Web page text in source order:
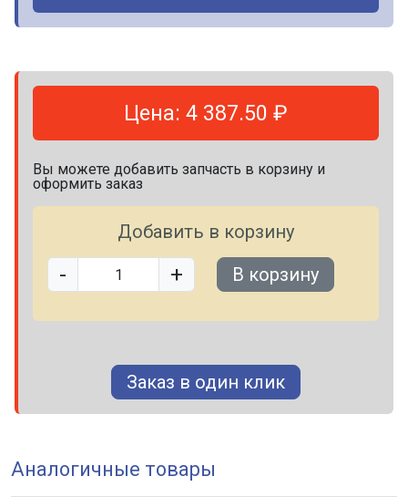
Цена: 4 387.50 ₽
Вы можете добавить запчасть в корзину и
оформить заказ
Добавить в корзину
- + В корзину
Заказ в один клик
Аналогичные товары